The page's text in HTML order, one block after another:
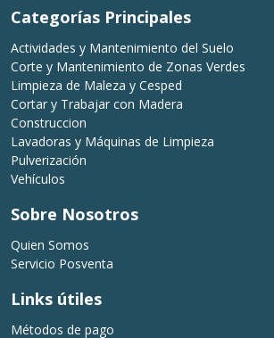
Categorías Principales
Actividades y Mantenimiento del Suelo
Corte y Mantenimiento de Zonas Verdes
Limpieza de Maleza y Cesped
Cortar y Trabajar con Madera
Construccion
Lavadoras y Máquinas de Limpieza
Pulverización
Vehículos
Sobre Nosotros
Quien Somos
Servicio Posventa
Links útiles
Métodos de pago